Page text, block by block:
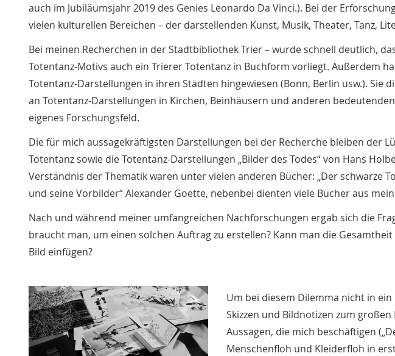
auch im Jubiläumsjahr 2019 des Genies Leonardo Da Vinci.). Bei der
vielen kulturellen Bereichen – der darstellenden Kunst, Musik, Theater, Tanz,
Bei meinen Recherchen in der Stadtbibliothek Trier – wurde schnell deutlich,
Totentanz-Motivs auch ein Trierer Totentanz in Buchform vorliegt. Außerdem
Totentanz-Darstellungen in ihren Städten hingewiesen (Bonn, Berlin usw.). Sie
an Totentanz-Darstellungen in Kirchen, Beinhäusern und anderen
eigenes Forschungsfeld.
Die für mich aussagekräftigsten Darstellungen bei der Recherche bleiben der
Totentanz sowie die Totentanz-Darstellungen „Bilder des Todes“ von Hans
Verständnis der Thematik waren unter vielen anderen Bücher: „Der schwarze
und seine Vorbilder“ Alexander Goette, nebenbei dienten viele Bücher aus
Nach und während meiner umfangreichen Nachforschungen ergab sich die
braucht man, um einen solchen Auftrag zu erstellen? Kann man die
Bild einfügen?
Um bei diesem Dilemma nicht in
Skizzen und Bildnotizen zum
Aussagen, die mich beschäftigen
Menschenfloh und Kleiderfloh in